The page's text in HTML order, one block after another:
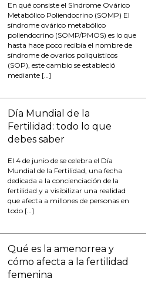
En qué consiste el Síndrome Ovárico
Metabólico Poliendocrino (SOMP) El
síndrome ovárico metabólico
poliendocrino (SOMP/PMOS) es lo que
hasta hace poco recibía el nombre de
síndrome de ovarios poliquísticos
(SOP), este cambio se estableció
mediante […]
Día Mundial de la
Fertilidad: todo lo que
debes saber
El 4 de junio de se celebra el Día
Mundial de la Fertilidad, una fecha
dedicada a la concienciación de la
fertilidad y a visibilizar una realidad
que afecta a millones de personas en
todo […]
Qué es la amenorrea y
cómo afecta a la fertilidad
femenina